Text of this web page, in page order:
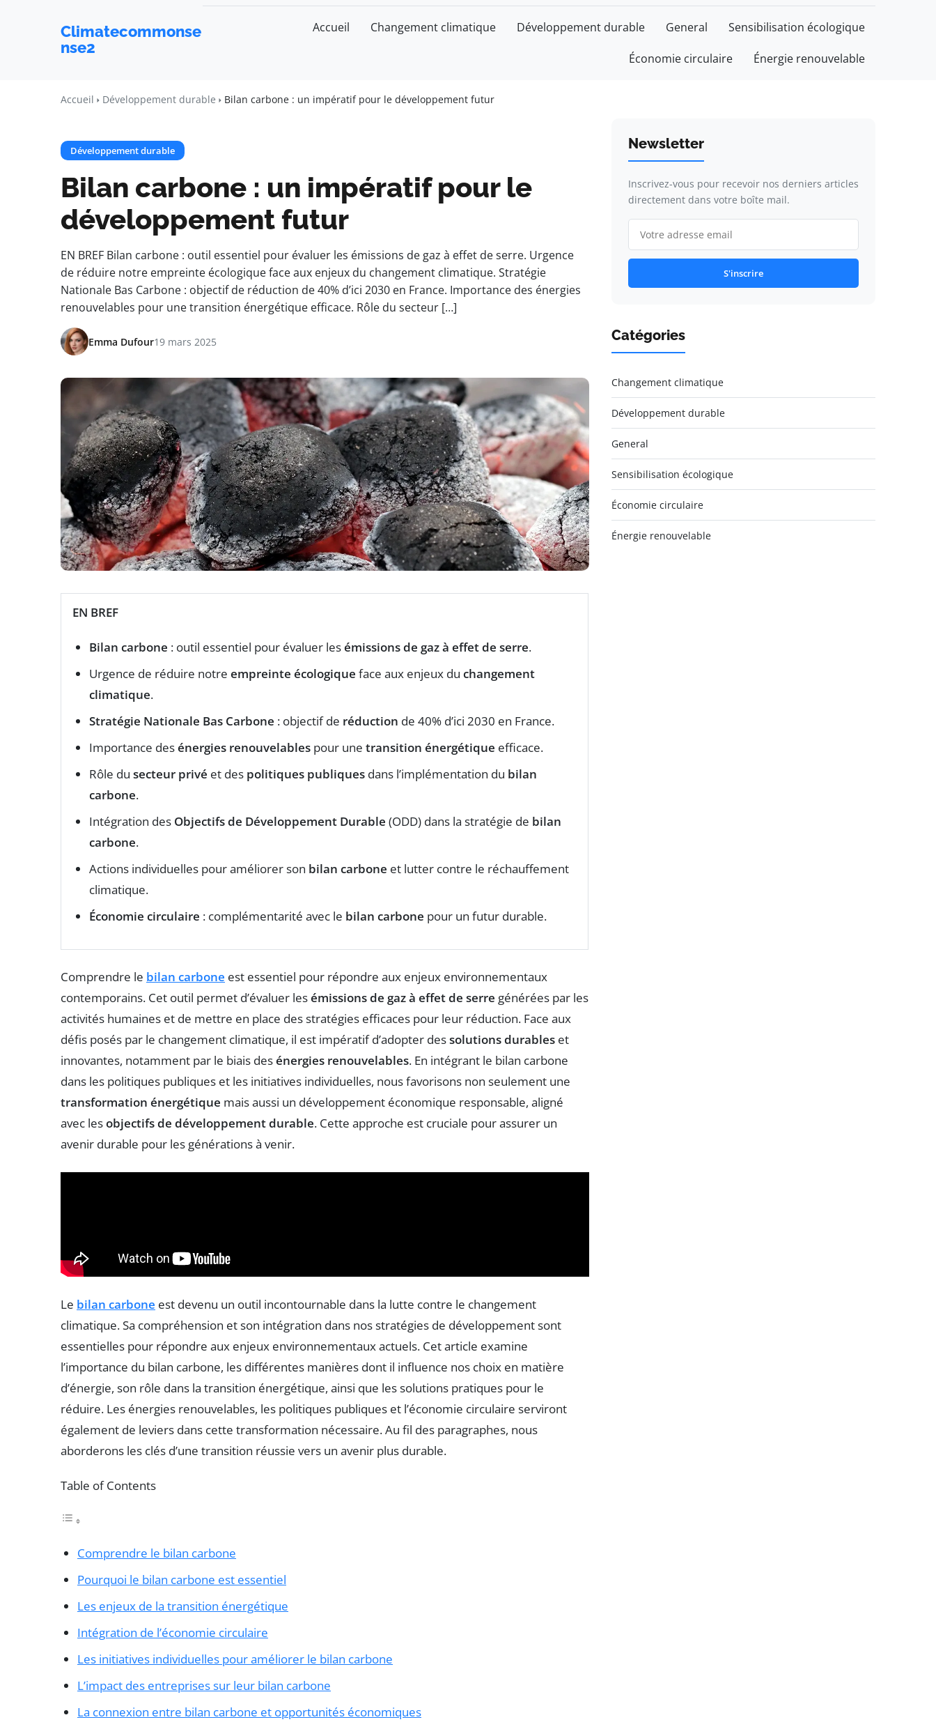
Climatecommonse
nse2
Accueil Changement climatique Développement durable General Sensibilisation écologique
Économie circulaire Énergie renouvelable
Accueil Développement durable Bilan carbone : un impératif pour le développement futur
Développement durable
Bilan carbone : un impératif pour le
développement futur
EN BREF Bilan carbone : outil essentiel pour évaluer les émissions de gaz à effet de serre. Urgence
de réduire notre empreinte écologique face aux enjeux du changement climatique. Stratégie
Nationale Bas Carbone : objectif de réduction de 40% d’ici 2030 en France. Importance des énergies
renouvelables pour une transition énergétique efficace. Rôle du secteur […]
Emma Dufour19 mars 2025
EN BREF
Bilan carbone : outil essentiel pour évaluer lesémissions de gaz à effet de serre.
Urgence de réduire notre empreinte écologique face aux enjeux du changement
climatique.
Stratégie Nationale Bas Carbone : objectif de réduction de 40% d’ici 2030 en France.
Importance desénergies renouvelables pour une transition énergétique efficace.
Rôle du secteur privé et des politiques publiques dans l’implémentation du bilan
carbone.
Intégration des Objectifs de Développement Durable (ODD) dans la stratégie de bilan
carbone.
Actions individuelles pour améliorer son bilan carbone et lutter contre le réchauffement
climatique.
Économie circulaire : complémentarité avec le bilan carbone pour un futur durable.
Comprendre le bilan carbone est essentiel pour répondre aux enjeux environnementaux
contemporains. Cet outil permet d’évaluer lesémissions de gaz à effet de serre générées par les
activités humaines et de mettre en place des stratégies efficaces pour leur réduction. Face aux
défis posés par le changement climatique, il est impératif d’adopter dessolutions durables et
innovantes, notamment par le biais desénergies renouvelables. En intégrant le bilan carbone
dans les politiques publiques et les initiatives individuelles, nous favorisons non seulement une
transformation énergétique mais aussi un développement économique responsable, aligné
avec lesobjectifs de développement durable. Cette approche est cruciale pour assurer un
avenir durable pour les générations à venir.
Le bilan carbone est devenu un outil incontournable dans la lutte contre le changement
climatique. Sa compréhension et son intégration dans nos stratégies de développement sont
essentielles pour répondre aux enjeux environnementaux actuels. Cet article examine
l’importance du bilan carbone, les différentes manières dont il influence nos choix en matière
d’énergie, son rôle dans la transition énergétique, ainsi que les solutions pratiques pour le
réduire. Les énergies renouvelables, les politiques publiques et l’économie circulaire serviront
également de leviers dans cette transformation nécessaire. Au fil des paragraphes, nous
aborderons les clés d’une transition réussie vers un avenir plus durable.
Table of Contents
Comprendre le bilan carbone
Pourquoi le bilan carbone est essentiel
Les enjeux de la transition énergétique
Intégration de l’économie circulaire
Les initiatives individuelles pour améliorer le bilan carbone
L’impact des entreprises sur leur bilan carbone
La connexion entre bilan carbone et opportunités économiques
Newsletter
Inscrivez-vous pour recevoir nos derniers articles
directement dans votre boîte mail.
S'inscrire
Catégories
Changement climatique
Développement durable
General
Sensibilisation écologique
Économie circulaire
Énergie renouvelable